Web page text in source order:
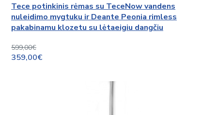
Tece potinkinis rėmas su TeceNow vandens
nuleidimo mygtuku ir Deante Peonia rimless
pakabinamu klozetu su lėtaeigiu dangčiu
599,00€
359,00€